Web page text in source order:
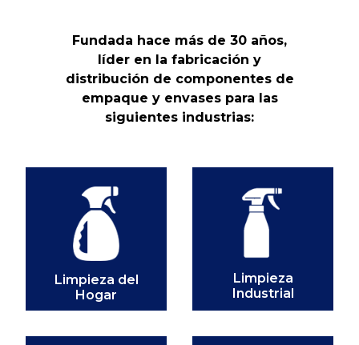
Fundada hace más de 30 años,
líder en la fabricación y
distribución de componentes de
empaque y envases para las
siguientes industrias:
Limpieza del
Hogar
Limpieza
Industrial